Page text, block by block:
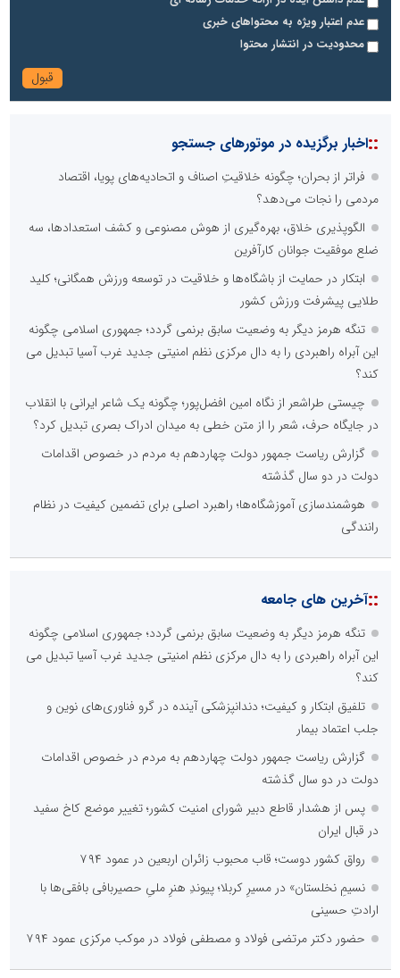
عدم اعتبار ویژه به محتواهای خبری
محدودیت در انتشار محتوا
::اخبار برگزیده در موتورهای جستجو
فراتر از بحران؛ چگونه خلاقیتِ اصناف و اتحادیه‌های پویا، اقتصاد
مردمی را نجات می‌دهد؟
الگوپذیری خلاق، بهره‌گیری از هوش مصنوعی و کشف استعدادها، سه
ضلع موفقیت جوانان کارآفرین
ابتکار در حمایت از باشگاه‌ها و خلاقیت در توسعه ورزش همگانی؛ کلید
طلایی پیشرفت ورزش کشور
تنگه هرمز دیگر به وضعیت سابق برنمی گردد؛ جمهوری اسلامی چگونه
این آبراه راهبردی را به دال مرکزی نظم امنیتی جدید غرب آسیا تبدیل می
کند؟
چیستی طراشعر از نگاه امین افضل‌پور؛ چگونه یک شاعر ایرانی با انقلاب
در جایگاه حرف، شعر را از متن خطی به میدان ادراک بصری تبدیل کرد؟
گزارش ریاست جمهور دولت چهاردهم به مردم در خصوص اقدامات
دولت در دو سال گذشته
هوشمندسازی آموزشگاه‌ها؛ راهبرد اصلی برای تضمین کیفیت در نظام
رانندگی
::آخرین های جامعه
تنگه هرمز دیگر به وضعیت سابق برنمی گردد؛ جمهوری اسلامی چگونه
این آبراه راهبردی را به دال مرکزی نظم امنیتی جدید غرب آسیا تبدیل می
کند؟
تلفیق ابتکار و کیفیت؛ دندانپزشکی آینده در گرو فناوری‌های نوین و
جلب اعتماد بیمار
گزارش ریاست جمهور دولت چهاردهم به مردم در خصوص اقدامات
دولت در دو سال گذشته
پس از هشدار قاطع دبیر شورای امنیت کشور؛ تغییر موضع کاخ سفید
در قبال ایران
رواق کشور دوست؛ قاب محبوب زائران اربعین در عمود ۷۹۴
نسیمِ نخلستان» در مسیرِ کربلا؛ پیوندِ هنرِ ملیِ حصیربافی بافقی‌ها با
ارادتِ حسینی
حضور دکتر مرتضی فولاد و مصطفی فولاد در موکب مرکزی عمود ۷۹۴